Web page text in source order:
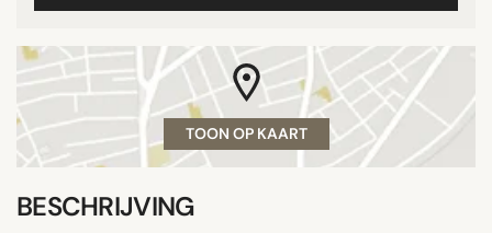
TOON OP KAART
BESCHRIJVING